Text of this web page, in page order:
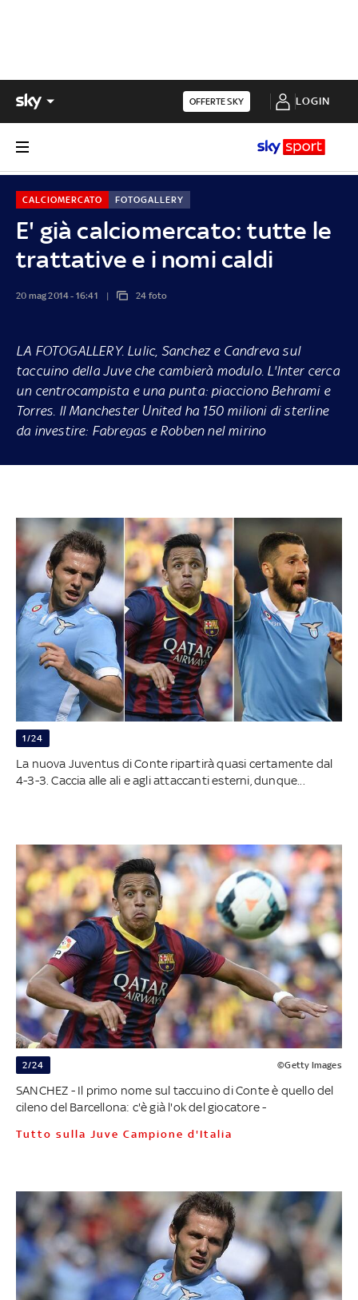
OFFERTE SKY LOGIN
E' già calciomercato: tutte le
trattative e i nomi caldi
CALCIOMERCATO FOTOGALLERY
20 mag 2014 - 16:41 24 foto
LA FOTOGALLERY. Lulic, Sanchez e Candreva sul
taccuino della Juve che cambierà modulo. L'Inter cerca
un centrocampista e una punta: piacciono Behrami e
Torres. Il Manchester United ha 150 milioni di sterline
da investire: Fabregas e Robben nel mirino
1/24
La nuova Juventus di Conte ripartirà quasi certamente dal
4-3-3. Caccia alle ali e agli attaccanti esterni, dunque...
2/24 ©Getty Images
SANCHEZ - Il primo nome sul taccuino di Conte è quello del
cileno del Barcellona: c'è già l'ok del giocatore -
Tutto sulla Juve Campione d'Italia